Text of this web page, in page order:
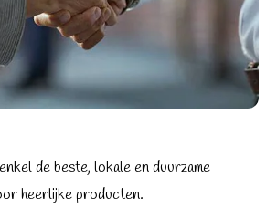
de beste, lokale en duurzame
heerlijke producten.